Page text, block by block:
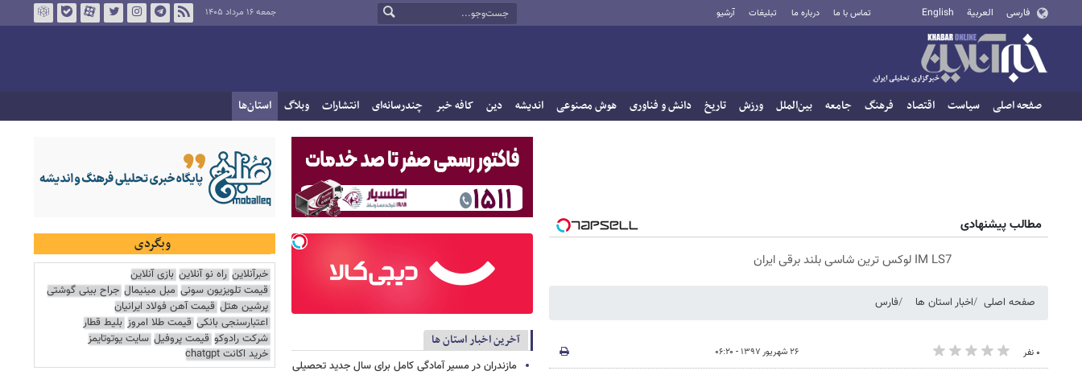
فارسی العربية English تماس با ما درباره ما تبلیغات آرشیو جمعه ۱۶ مرداد ۱۴۰۵
صفحه اصلی سیاست اقتصاد فرهنگ جامعه بین‌الملل ورزش تاریخ دانش و فناوری هوش مصنوعی اندیشه دین کافه خبر چندرسانه‌ای انتشارات وبلاگ استان‌ها
مطالب پیشنهادی
IM LS7 لوکس ترین شاسی بلند برقی ایران
صفحه اصلی اخبار استان ها فارس
۰ نفر ۲۶ شهریور ۱۳۹۷ - ۰۶:۲۰
آخرین اخبار استان ها
مازندران در مسیر آمادگی کامل برای سال جدید تحصیلی
وبگردی
خبرآنلاین راه نو آنلاین بازی آنلاین
قیمت تلویزیون سونی مبل مینیمال جراح بینی گوشتی
پرشین هتل قیمت آهن فولاد ایرانیان
اعتبارسنجی بانکی قیمت طلا امروز بلیط قطار
شرکت رادوکو قیمت پروفیل سایت یوتوتایمز
خرید اکانت chatgpt